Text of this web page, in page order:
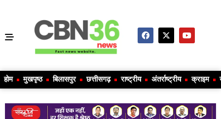
होम मुखपृष्ठ बिलासपुर छत्तीसगढ़ राष्ट्रीय अंतर्राष्ट्रीय क्राइम